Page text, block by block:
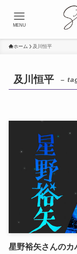
MENU
ホーム 及川恒平
及川恒平 –
星野裕矢さんの